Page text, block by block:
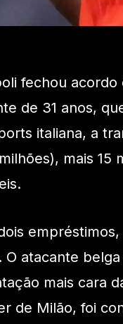
fechou
de 31 anos,
italiana, a
mais 15
O atacante
mais cara
de Milão, foi